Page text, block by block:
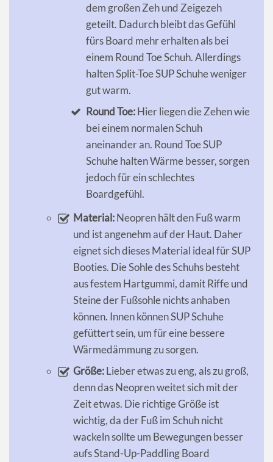
dem großen Zeh und Zeigezeh
geteilt. Dadurch bleibt das Gefühl
fürs Board mehr erhalten als bei
einem Round Toe Schuh. Allerdings
halten Split-Toe SUP Schuhe weniger
gut warm.
Round Toe:Hier liegen die Zehen wie
bei einem normalen Schuh
aneinander an. Round Toe SUP
Schuhe halten Wärme besser, sorgen
jedoch für ein schlechtes
Boardgefühl.
Material:Neopren hält den Fuß warm
und ist angenehm auf der Haut. Daher
eignet sich dieses Material ideal für SUP
Booties. Die Sohle des Schuhs besteht
aus festem Hartgummi, damit Riffe und
Steine der Fußsohle nichts anhaben
können. Innen können SUP Schuhe
gefüttert sein, um für eine bessere
Wärmedämmung zu sorgen.
Größe:Lieber etwas zu eng, als zu groß,
denn das Neopren weitet sich mit der
Zeit etwas. Die richtige Größe ist
wichtig, da der Fuß im Schuh nicht
wackeln sollte um Bewegungen besser
aufs Stand-Up-Paddling Board